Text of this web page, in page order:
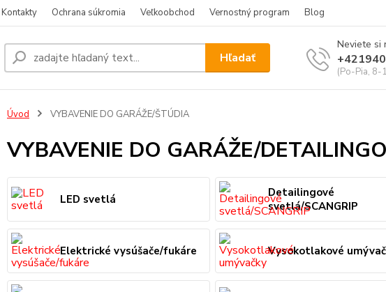
Kontakty Ochrana súkromia Veľkoobchod Vernostný program Blog
Hľadať
Neviete si
(Po-Pia, 8-
Úvod VYBAVENIE DO GARÁŽE/ŠTÚDIA
VYBAVENIE DO GARÁŽE/
LED svetlá
Detailingové
svetlá/SCANGRIP
Elektrické vysúšače/fukáre Vysokotlakové